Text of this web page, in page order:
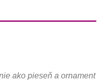
ako pieseň a ornament